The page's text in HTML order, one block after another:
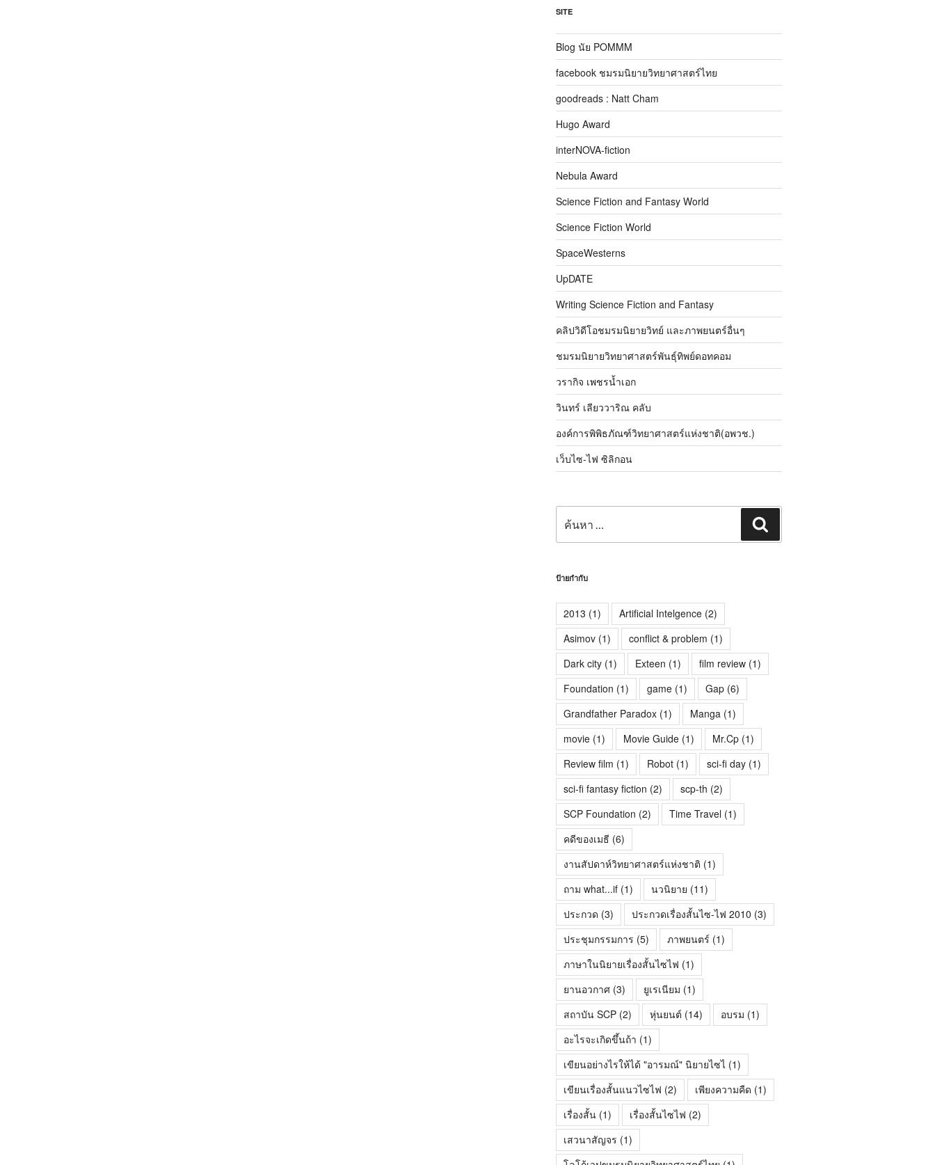
SITE
Blog นัย POMMM
facebook ชมรมนิยายวิทยาศาสตร์ไทย
goodreads : Natt Cham
Hugo Award
interNOVA-fiction
Nebula Award
Science Fiction and Fantasy World
Science Fiction World
SpaceWesterns
UpDATE
Writing Science Fiction and Fantasy
คลิปวิดีโอชมรมนิยายวิทย์ และภาพยนตร์อื่นๆ
ชมรมนิยายวิทยาศาสตร์พันธุ์ทิพย์ดอทคอม
วรากิจ เพชรน้ำเอก
วินทร์ เลียววาริณ คลับ
องค์การพิพิธภัณฑ์วิทยาศาสตร์แห่งชาติ(อพวช.)
เว็บไซ-ไฟ ซิลิกอน
ป้ายกำกับ
2013 (1) Artificial Intelgence(2)
Asimov(1) conflict & problem (1)
Dark city(1) Exteen (1) film review(1)
Foundation (1) game(1) Gap(6)
Grandfather Paradox(1) Manga (1)
movie(1) Movie Guide(1) Mr.Cp(1)
Review film (1) Robot(1) sci-fi day(1)
sci-fi fantasy fiction (2) scp-th (2)
SCP Foundation (2) Time Travel(1)
คดีของเมธี (6)
งานสัปดาห์วิทยาศาสตร์แห่งชาติ (1)
ถาม what...if(1) นวนิยาย (11)
ประกวด (3) ประกวดเรื่องสั้นไซ-ไฟ 2010 (3)
ประชุมกรรมการ (5) ภาพยนตร์ (1)
ภาษาในนิยายเรื่องสั้นไซไฟ (1)
ยานอวกาศ(3) ยูเรเนียม (1)
สถาบัน SCP(2) หุ่นยนต์ (14) อบรม (1)
อะไรจะเกิดขึ้นถ้า (1)
เขียนอย่างไรให้ได้ "อารมณ์" นิยายไซไ(1)
เขียนเรื่องสั้นแนวไซไฟ (2) เพียงความคืด (1)
เรื่องสั้น(1) เรื่องสั้นไซไฟ (2)
เสวนาสัญจร (1)